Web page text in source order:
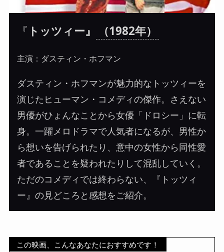
『 トッツィー』 （1982年）
主演：ダスティン・ホフマン
ダスティン・ホフマンが魅力的なトッツィーを
演じたヒューマン・コメディの傑作。さえない
男優がひょんなことから女優「ドロシー」に転
身。一躍メロドラマで人気者になるが、男性か
ら想いを告げられたり、意中の女性から同性愛
者であることを疑われたりして混乱していく。
ただのコメディでは終わらない、『トッツィ
ー』の見どころと感想をご紹介。
この映画、こんなあなたにおすすめです！